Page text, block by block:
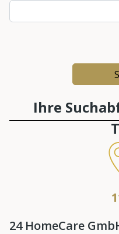
Ihre
24 HomeCare